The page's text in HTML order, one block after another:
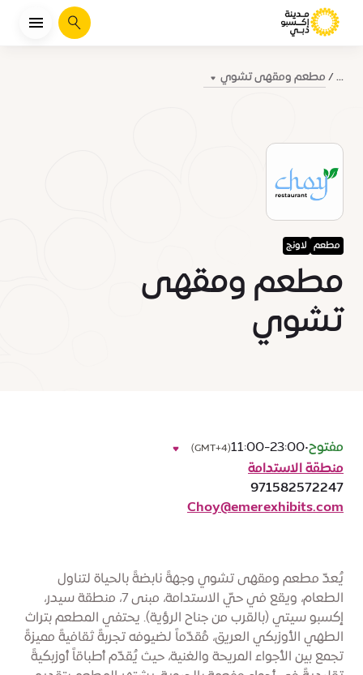
يبحث
... مطعم ومقهى تشوي
مطعم لاونج
مطعم ومقهى
تشوي
يُعدّ مطعم ومقهى تشوي وجهةً نابضةً بالحياة لتناول
الطعام، ويقع في حيّ الاستدامة، مبنى 7، منطقة سيدر،
إكسبو سيتي (بالقرب من جناح الرؤية). يحتفي المطعم بتراث
الطهي الأوزبكي العريق، مُقدّماً لضيوفه تجربةً ثقافيةً مميزةً
تجمع بين الأجواء المريحة والغنية، حيث يُقدّم أطباقاً أوزبكيةً
مفتوح•
11:00-23:00
(GMT+4)
منطقة الاستدامة
971582572247
Choy@emerexhibits.com